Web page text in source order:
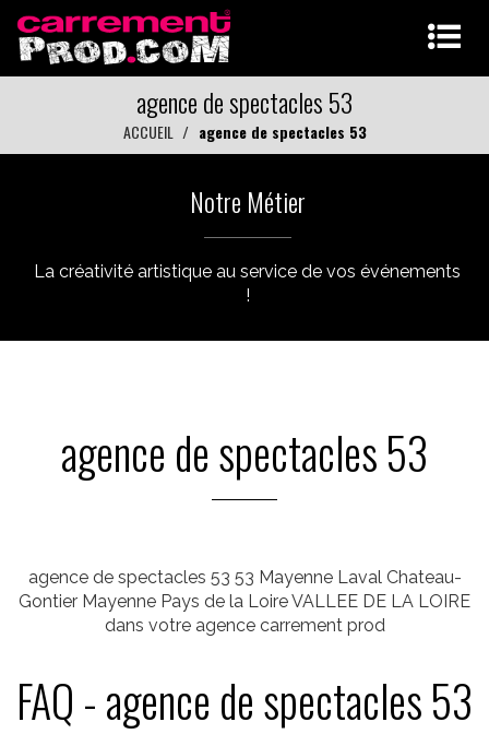
agence de spectacles 53
ACCUEIL agence de spectacles 53
Notre Métier
La créativité artistique au service de vos événements
!
agence de spectacles 53
agence de spectacles 53 53 Mayenne Laval Chateau-
Gontier Mayenne Pays de la Loire VALLEE DE LA LOIRE
dans votre agence carrement prod
FAQ - agence de spectacles 53